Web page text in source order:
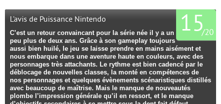
15
/20
L'avis de Puissance Nintendo
C’est un retour convaincant pour la série née il y a un
peu plus de deux ans. Grâce à son gameplay toujours
aussi bien huilé, le jeu se laisse prendre en mains aisément et
nous embarque dans une aventure haute en couleurs, avec des
personnages très attachants. Le rythme est bien cadencé par le
déblocage de nouvelles classes, la monté en compétences de
nos personnages et quelques évènements scénaristiques distillés
avec beaucoup de maîtrise. Mais le manque de nouveautés
plombe l’impression générale qu’il en ressort, et le manque